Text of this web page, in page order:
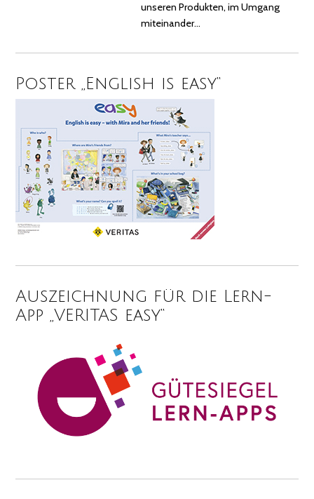
unseren Produkten, im Umgang
miteinander…
Poster „English is easy“
Auszeichnung für die Lern-
App „VERITAS easy“